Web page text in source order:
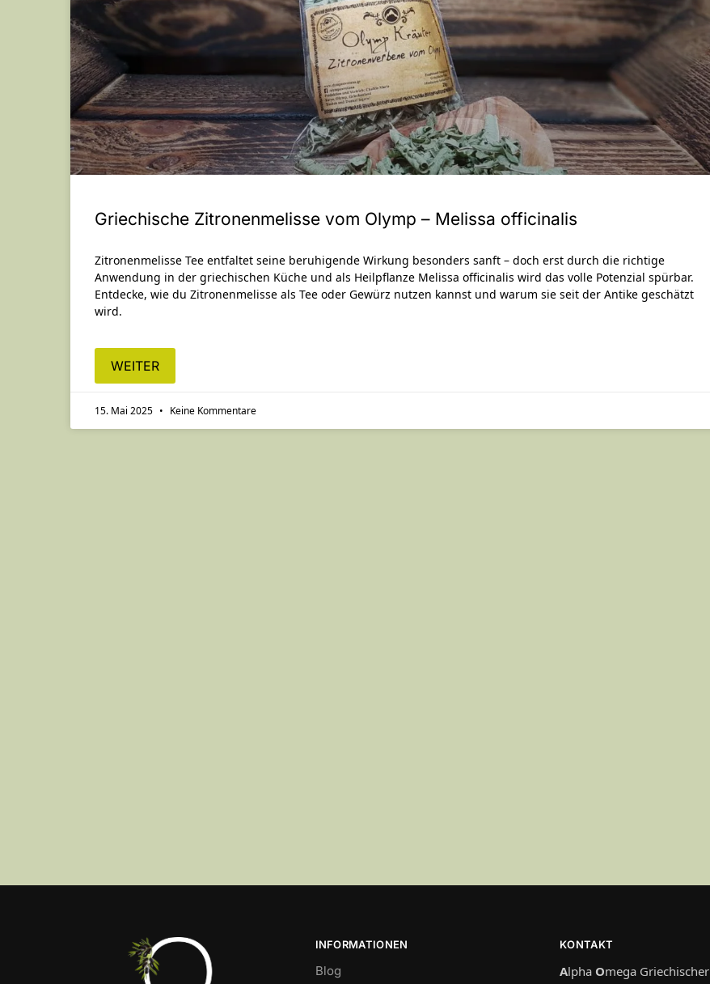
Griechische Zitronenmelisse vom Olymp – Melissa officinalis
Zitronenmelisse Tee entfaltet seine beruhigende Wirkung besonders sanft – doch erst durch die richtige
Anwendung in der griechischen Küche und als Heilpflanze Melissa officinalis wird das volle Potenzial spürbar.
Entdecke, wie du Zitronenmelisse als Tee oder Gewürz nutzen kannst und warum sie seit der Antike geschätzt
wird.
WEITER
15. Mai 2025 Keine Kommentare
INFORMATIONEN
Blog
KONTAKT
Alpha Omega Griechischer